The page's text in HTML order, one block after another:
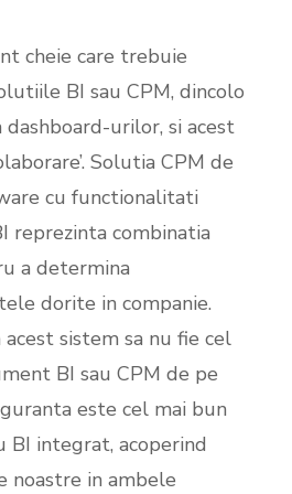
cheie care trebuie
BI sau CPM, dincolo
dashboard-urilor, si acest
Solutia CPM de
cu functionalitati
reprezinta combinatia
a determina
dorite in companie.
sistem sa nu fie cel
BI sau CPM de pe
este cel mai bun
BI integrat, acoperind
noastre in ambele